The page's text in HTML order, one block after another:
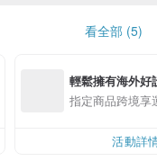
看全部 (5)
輕鬆擁有海外好
指定商品跨境享
活動詳